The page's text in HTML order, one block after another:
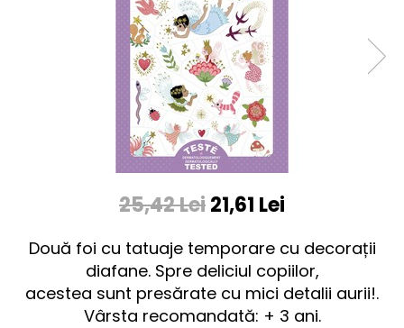
25,42 Lei21,61 Lei
Două foi cu tatuaje temporare cu decorații
diafane. Spre deliciul copiilor,
acestea sunt presărate cu mici detalii aurii!.
Vârsta recomandată: + 3 ani.